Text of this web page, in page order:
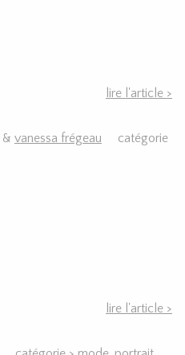
lire l'article >
& vanessa frégeau
catégorie
lire l'article >